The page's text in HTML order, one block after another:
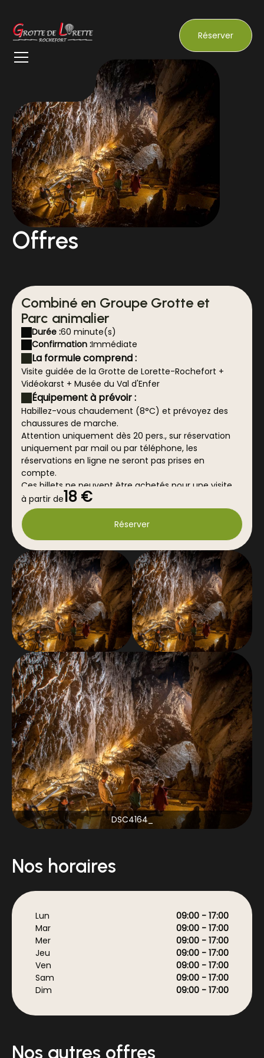
Réserver
Offres
Combiné en Groupe Grotte et
Parc animalier
Durée :60 minute(s)
Confirmation :Immédiate
La formule comprend :
Visite guidée de la Grotte de Lorette-Rochefort +
Vidéokarst + Musée du Val d'Enfer
Équipement à prévoir :
Habillez-vous chaudement (8°C) et prévoyez des
chaussures de marche.
Attention uniquement dès 20 pers., sur réservation
uniquement par mail ou par téléphone, les
réservations en ligne ne seront pas prises en
compte.
Ces billets ne peuvent être achetés pour une visite
individuelle.
à partir de18 €
Réserver
_DSC4164
Nos horaires
Lun
09:00 - 17:00
Mar
09:00 - 17:00
Mer
09:00 - 17:00
Jeu
09:00 - 17:00
Ven
09:00 - 17:00
Sam
09:00 - 17:00
Dim
09:00 - 17:00
Nos autres offres